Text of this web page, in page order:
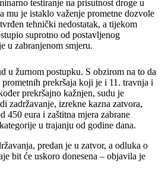
testiranje na prisutnost droge u
mu je istaklo važenje prometne dozvole
tehnički nedostatak, a tijekom
suprotno od postavljenog
u zabranjenom smjeru.
u žurnom postupku. S obzirom na to da
prekršaja koji je i 11. travnja i
prekršajno kažnjen, sudu je
zadržavanje, izrekne kazna zatvora,
450 eura i zaštitna mjera zabrane
u trajanju od godine dana.
predan je u zatvor, a odluka o
bit će uskoro donesena – objavila je